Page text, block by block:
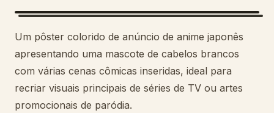
Habilidades
Prompts
Preços
Um pôster colorido de anúncio de anime japonês
apresentando uma mascote de cabelos brancos
com várias cenas cômicas inseridas, ideal para
recriar visuais principais de séries de TV ou artes
promocionais de paródia.